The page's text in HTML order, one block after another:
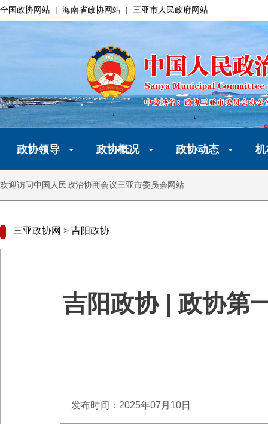
全国政协网站 | 海南省政协网站 | 三亚市人民政府网站
政协领导 政协概况 政协动态
欢迎访问中国人民政治协商会议三亚市委员会网站
三亚政协网 > 吉阳政协
吉阳政协 | 政协第
发布时间：2025年07月10日